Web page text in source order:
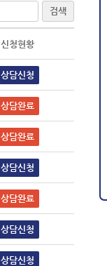
검색
신청현황
상담신청
상담완료
상담완료
상담신청
상담완료
상담신청
상담신청